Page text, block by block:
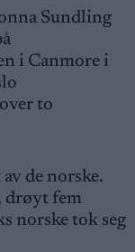
Sundling
i Canmore i
to
de norske.
drøyt fem
norske tok seg